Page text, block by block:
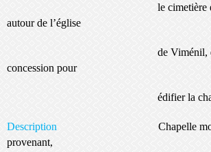
le cimetière qui se
autour de l’église
de Viménil, en
concession pour
édifier la
DescriptionChapelle
provenant,